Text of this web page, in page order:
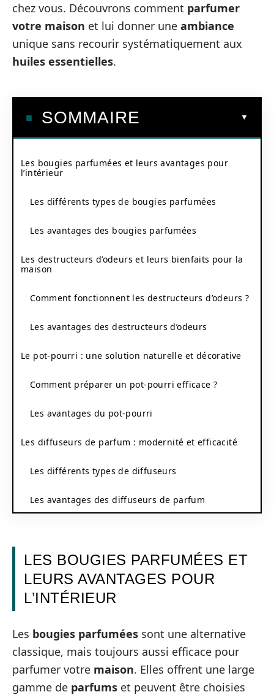
chez vous. Découvrons comment parfumer
votre maison et lui donner une ambiance
unique sans recourir systématiquement aux
huiles essentielles.
SOMMAIRE
Les bougies parfumées et leurs avantages pour
l’intérieur
Les différents types de bougies parfumées
Les avantages des bougies parfumées
Les destructeurs d’odeurs et leurs bienfaits pour la
maison
Comment fonctionnent les destructeurs d’odeurs ?
Les avantages des destructeurs d’odeurs
Le pot-pourri : une solution naturelle et décorative
Comment préparer un pot-pourri efficace ?
Les avantages du pot-pourri
Les diffuseurs de parfum : modernité et efficacité
Les différents types de diffuseurs
Les avantages des diffuseurs de parfum
LES BOUGIES PARFUMÉES ET
LEURS AVANTAGES POUR
L’INTÉRIEUR
Les bougies parfumées sont une alternative
classique, mais toujours aussi efficace pour
parfumer votre maison. Elles offrent une large
gamme de parfums et peuvent être choisies